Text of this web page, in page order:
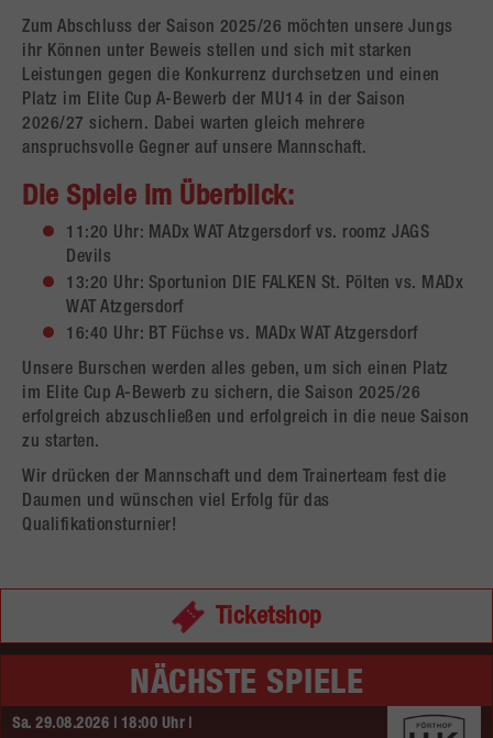
Zum Abschluss der Saison 2025/26 möchten unsere Jungs
ihr Können unter Beweis stellen und sich mit starken
Leistungen gegen die Konkurrenz durchsetzen und einen
Platz im Elite Cup A-Bewerb der MU14 in der Saison
2026/27 sichern. Dabei warten gleich mehrere
anspruchsvolle Gegner auf unsere Mannschaft.
Die Spiele im Überblick:
11:20 Uhr: MADx WAT Atzgersdorf vs. roomz JAGS
Devils
13:20 Uhr: Sportunion DIE FALKEN St. Pölten vs. MADx
WAT Atzgersdorf
16:40 Uhr: BT Füchse vs. MADx WAT Atzgersdorf
Unsere Burschen werden alles geben, um sich einen Platz
im Elite Cup A-Bewerb zu sichern, die Saison 2025/26
erfolgreich abzuschließen und erfolgreich in die neue Saison
zu starten.
Wir drücken der Mannschaft und dem Trainerteam fest die
Daumen und wünschen viel Erfolg für das
Qualifikationsturnier!
Ticketshop
NÄCHSTE SPIELE
Sa. 29.08.2026 | 18:00 Uhr |